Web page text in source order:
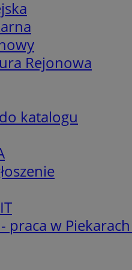
Rejonowa
katalogu
praca w